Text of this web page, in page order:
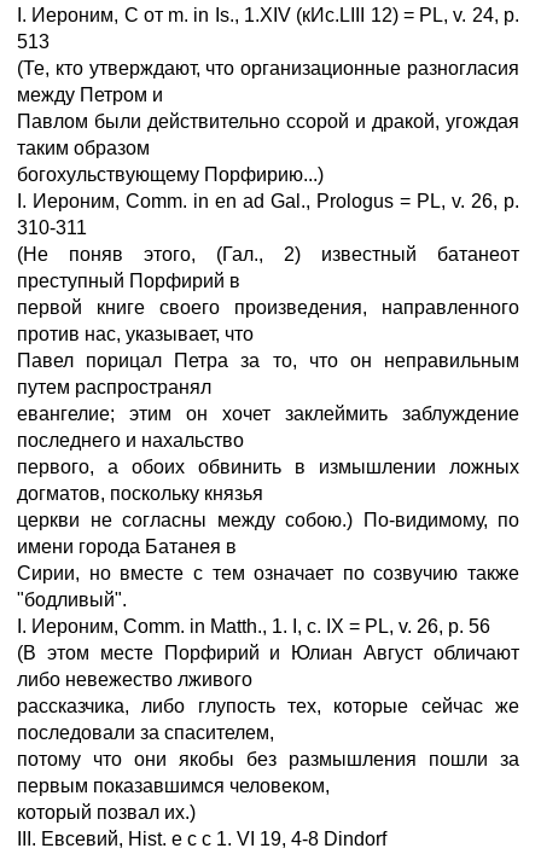
I. Иероним, С от m. in Is., 1.XIV (кИс.LIII 12) = PL, v. 24, р.
513
(Те, кто утверждают, что организационные разногласия
между Петром и
Павлом были действительно ссорой и дракой, угождая
таким образом
богохульствующему Порфирию...)
I. Иероним, Comm. in en ad Gal., Prologus = PL, v. 26, p.
310-311
(He поняв этого, (Гал., 2) известный батанеот
преступный Порфирий в
первой книге своего произведения, направленного
против нас, указывает, что
Павел порицал Петра за то, что он неправильным
путем распространял
евангелие; этим он хочет заклеймить заблуждение
последнего и нахальство
первого, а обоих обвинить в измышлении ложных
догматов, поскольку князья
церкви не согласны между собою.) По-видимому, по
имени города Батанея в
Сирии, но вместе с тем означает по созвучию также
"бодливый".
I. Иероним, Comm. in Matth., 1. I, с. IX = PL, v. 26, р. 56
(В этом месте Порфирий и Юлиан Август обличают
либо невежество лживого
рассказчика, либо глупость тех, которые сейчас же
последовали за спасителем,
потому что они якобы без размышления пошли за
первым показавшимся человеком,
который позвал их.)
III. Евсевий, Hist. е с с 1. VI 19, 4-8 Dindorf